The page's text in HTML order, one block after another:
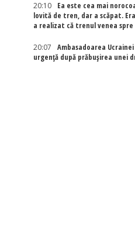
20:10
Ea este cea mai
lovită de tren, dar a scăpat.
a realizat că trenul venea spre
20:07
Ambasadoarea
urgență după prăbușirea unei